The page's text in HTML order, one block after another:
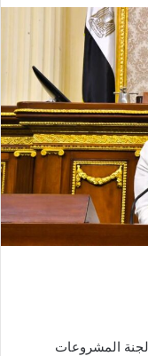
لجنة المشروعات